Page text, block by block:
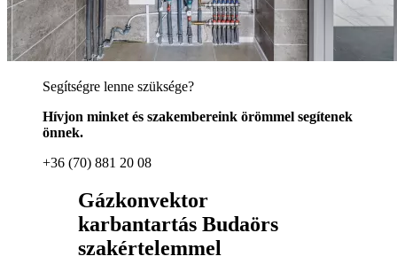
Segítségre lenne szüksége?
Hívjon minket és szakembereink örömmel segítenek
önnek.
+36 (70) 881 20 08
Gázkonvektor
karbantartás Budaörs
szakértelemmel